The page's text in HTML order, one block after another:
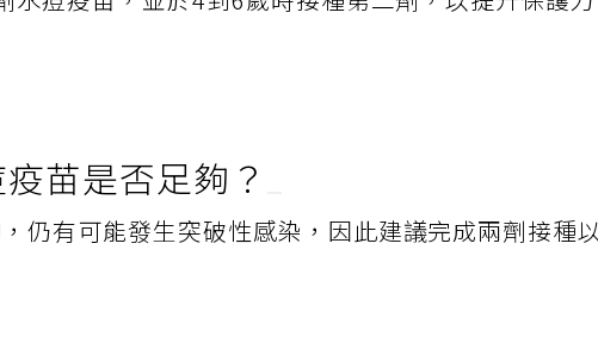
水痘疫苗，並於4到6歲時接種第二劑，以提升保護
苗是否足夠？
仍有可能發生突破性感染，因此建議完成兩劑接種